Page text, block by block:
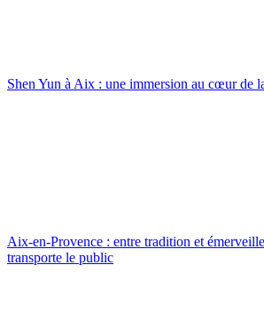
Shen Yun à Aix : une immersion au cœur de
Aix-en-Provence : entre tradition et
transporte le public